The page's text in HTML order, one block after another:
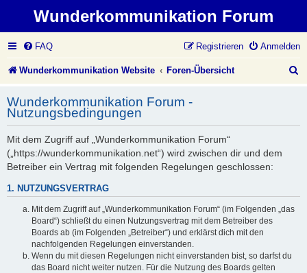
Wunderkommunikation Forum
FAQ Anmelden
Registrieren
Wunderkommunikation Website Foren-Übersicht
Wunderkommunikation Forum -
Nutzungsbedingungen
Mit dem Zugriff auf „Wunderkommunikation Forum“
(„https://wunderkommunikation.net“) wird zwischen dir und dem
Betreiber ein Vertrag mit folgenden Regelungen geschlossen:
1. NUTZUNGSVERTRAG
Mit dem Zugriff auf „Wunderkommunikation Forum“ (im Folgenden „das
Board“) schließt du einen Nutzungsvertrag mit dem Betreiber des
Boards ab (im Folgenden „Betreiber“) und erklärst dich mit den
nachfolgenden Regelungen einverstanden.
Wenn du mit diesen Regelungen nicht einverstanden bist, so darfst du
das Board nicht weiter nutzen. Für die Nutzung des Boards gelten